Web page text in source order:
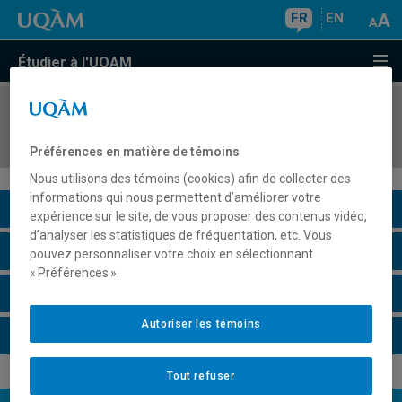
FR EN
Étudier à l'UQAM
COURS//
Description du cours
Horaire - Été 2026
Préférences en matière de témoins
Nous utilisons des témoins (cookies) afin de collecter des
informations qui nous permettent d’améliorer votre
expérience sur le site, de vous proposer des contenus vidéo,
d’analyser les statistiques de fréquentation, etc. Vous
pouvez personnaliser votre choix en sélectionnant
« Préférences ».
Tout refuser
Autoriser les témoins